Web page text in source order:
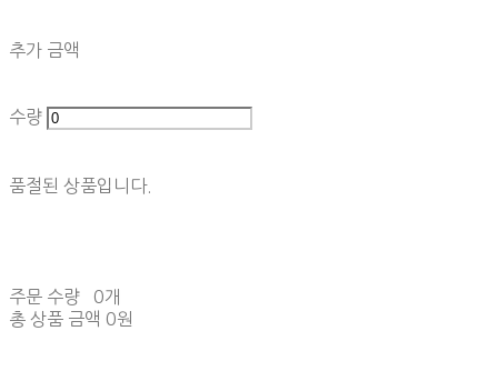
추가 금액
수량
품절된 상품입니다.
주문 수량
0개
총 상품 금액 0원